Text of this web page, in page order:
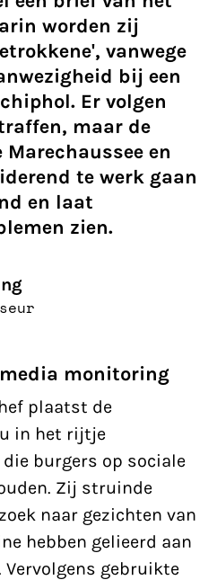
worden zij
vanwege
bij een
Er volgen
maar de
en
te werk gaan
en laat
zien.
monitoring
plaatst de
in het rijtje
die burgers op sociale
Zij struinde
naar gezichten van
hebben gelieerd aan
gebruikte